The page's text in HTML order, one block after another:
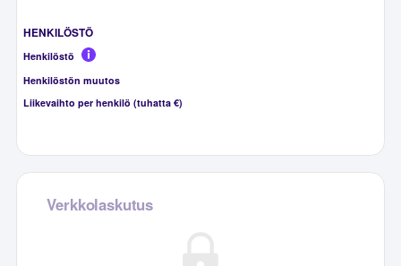
HENKILÖSTÖ
Henkilöstö
Henkilöstön muutos
Liikevaihto per henkilö (tuhatta €)
Verkkolaskutus